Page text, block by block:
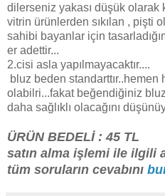
dilerseniz yakası düşük olarak
vitrin ürünlerden sıkılan , pişti
sahibi bayanlar için
er adettir...
2.cisi asla yapılmayacaktır....
bluz beden
olabilri...fakat beğendiğiniz
daha sağlıklı olacağını
ÜRÜN BEDELİ : 45 TL
satın alma işlemi ile ilgili
tüm soruların cevabını